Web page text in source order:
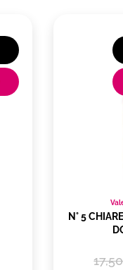
N° 5